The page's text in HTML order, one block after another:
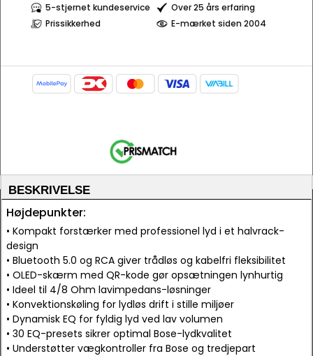
5-stjernet kundeservice
Over 25 års erfaring
Prissikkerhed
E-mærket siden 2004
BESKRIVELSE
Højdepunkter:
• Kompakt forstærker med professionel lyd i et halvrack-
design
• Bluetooth 5.0 og RCA giver trådløs og kabelfri fleksibilitet
• OLED-skærm med QR-kode gør opsætningen lynhurtig
• Ideel til 4/8 Ohm lavimpedans-løsninger
• Konvektionskøling for lydløs drift i stille miljøer
• Dynamisk EQ for fyldig lyd ved lav volumen
• 30 EQ-presets sikrer optimal Bose-lydkvalitet
• Understøtter vægkontroller fra Bose og tredjepart